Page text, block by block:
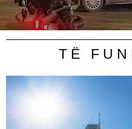
TË